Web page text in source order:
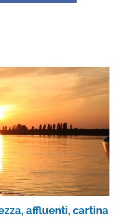
affluenti, cartina